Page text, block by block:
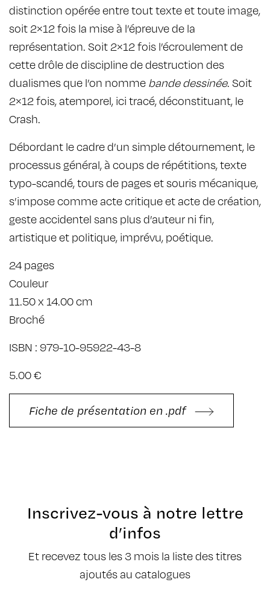
distinction opérée entre tout texte et toute image,
soit 2×12 fois la mise à l’épreuve de la
représentation. Soit 2×12 fois l’écroulement de
cette drôle de discipline de destruction des
dualismes que l’on nomme bande dessinée. Soit
2×12 fois, atemporel, ici tracé, déconstituant, le
Crash.
Débordant le cadre d’un simple détournement, le
processus général, à coups de répétitions, texte
typo-scandé, tours de pages et souris mécanique,
s’impose comme acte critique et acte de création,
geste accidentel sans plus d’auteur ni fin,
artistique et politique, imprévu, poétique.
24 pages
Couleur
11.50 x 14.00 cm
Broché
ISBN : 979-10-95922-43-8
5.00 €
Fiche de présentation en .pdf
Inscrivez-vous à notre lettre
d’infos
Et recevez tous les 3 mois la liste des titres
ajoutés au catalogues